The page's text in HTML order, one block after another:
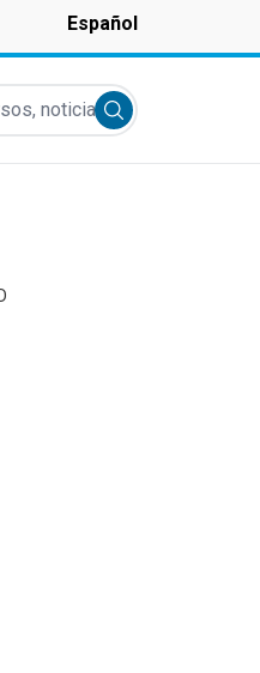
Español
noticias y más...
Submit search